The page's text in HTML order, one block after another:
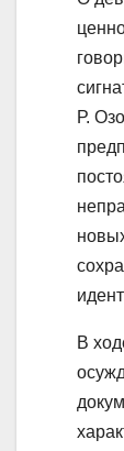
Р.
В